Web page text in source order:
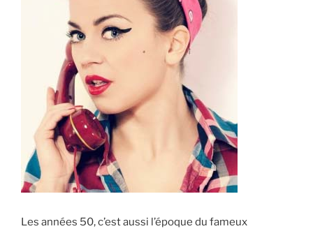
Les années 50, c’est aussi l’époque du fameux